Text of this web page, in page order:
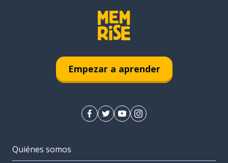
Empezar a aprender
Quiénes somos